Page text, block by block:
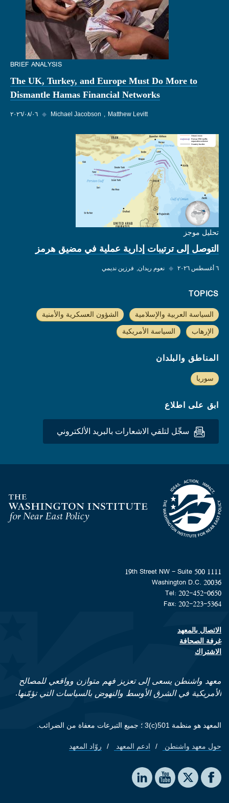
BRIEF ANALYSIS
The UK, Turkey, and Europe Must Do More to
Dismantle Hamas Financial Networks
٠٦‏/٠٨‏/٢٠٢٦ ◆ Michael Jacobson Matthew Levitt
تحليل موجز
التوصل إلى ترتيبات إدارية عملية في مضيق هرمز
٦ أغسطس ٢٠٢٦ ◆ نعوم ريدان فرزين نديمي
TOPICS
السياسة العربية والإسلامية الشؤون العسكرية والأمنية
الإرهاب السياسة الأمريكية
المناطق والبلدان
سوريا
ابق على اطلاع
سجِّل لتلقي الاشعارات بالبريد الألكتروني
Homepage
1111 19th Street NW - Suite 500
Washington D.C. 20036
Tel: 202-452-0650
Fax: 202-223-5364
Footer contact links
الاتصال بالمعهد
غرفة الصحافة
الاشتراك
معهد واشنطن يسعى إلى تعزيز فهم متوازن وواقعي للمصالح
الأمريكية في الشرق الأوسط والنهوض بالسياسات التي تؤمّنها.
المعهد هو منظمة 501(c)3 ؛ جميع التبرعات معفاة من الضرائب.
Footer quick links
حول معهد واشنطن ادعم المعهد روّاد المعهد
Social media
The Washington Institute on Facebook
The Washington Institute on X
The Washington Institute on YouTube
The Washington Institute on LinkedIn